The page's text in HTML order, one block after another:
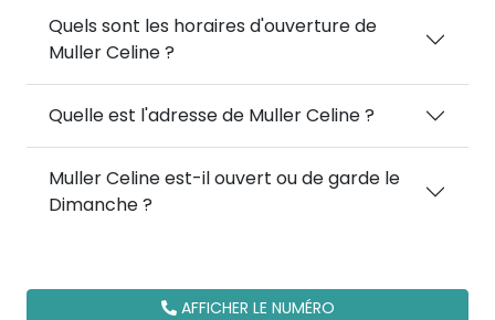
Quels sont les horaires d'ouverture de
Muller Celine ?
Quelle est l'adresse de Muller Celine ?
Muller Celine est-il ouvert ou de garde le
Dimanche ?
AFFICHER LE NUMÉRO